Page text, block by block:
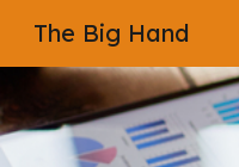
The Big Hand